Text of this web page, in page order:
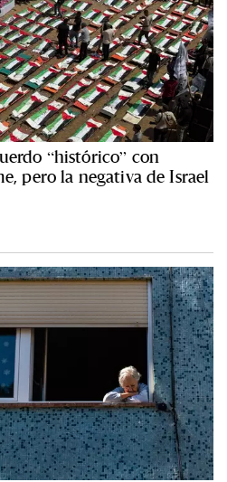
“histórico” con
pero la negativa de Israel